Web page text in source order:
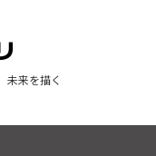
未来を描く